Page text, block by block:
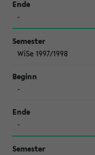
-
WiSe 1997/1998
-
-